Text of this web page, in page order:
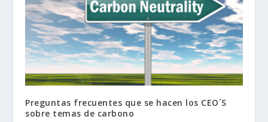
Preguntas frecuentes que se hacen los CEO´S
sobre temas de carbono